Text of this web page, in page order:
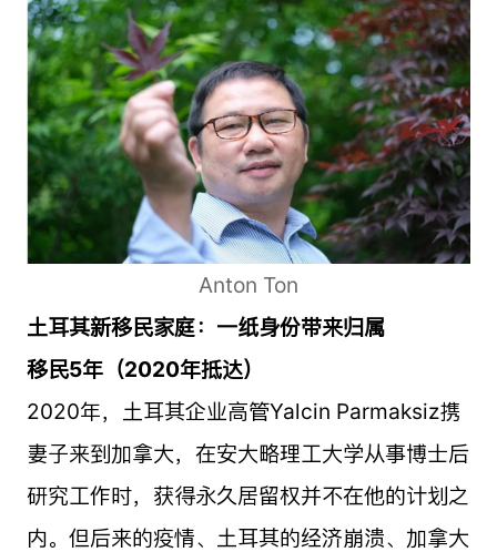
Anton Ton
土耳其新移民家庭：一纸身份带来归属
移民5年（2020年抵达）
2020年，土耳其企业高管Yalcin Parmaksiz携
妻子来到加拿大，在安大略理工大学从事博士后
研究工作时，获得永久居留权并不在他的计划之
内。但后来的疫情、土耳其的经济崩溃、加拿大